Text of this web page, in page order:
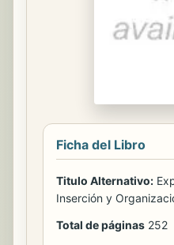
Ficha del Libro
Titulo Alternativo:
Inserción y
Total de páginas 252